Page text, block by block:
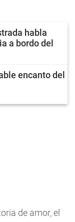
habla
a bordo del
encanto del
de amor, el